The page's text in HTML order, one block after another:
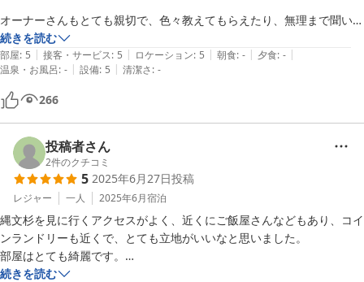
オーナーさんもとても親切で、色々教えてもらえたり、無理まで聞いて
頂けて感謝してます。
また来たら、是非泊まらせて頂きたいコテージでした。
続きを読む
部屋: 5 | 接客・サービス: 5 | ロケーション: 5 | 朝食: - | 夕食: - |
温泉・お風呂: - | 設備: 5 | 清潔さ: -
266
投稿者さん
2件のクチコミ
5 2025年6月27日投稿
レジャー 一人 2025年6月宿泊
縄文杉を見に行くアクセスがよく、近くにご飯屋さんなどもあり、コイ
ンランドリーも近くで、とても立地がいいなと思いました。
部屋はとても綺麗です。
ついた時の説明がとても丁寧で、島についての注意事項や、おすすめの
続きを読む